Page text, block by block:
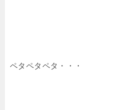
ペタペタペタ・・・